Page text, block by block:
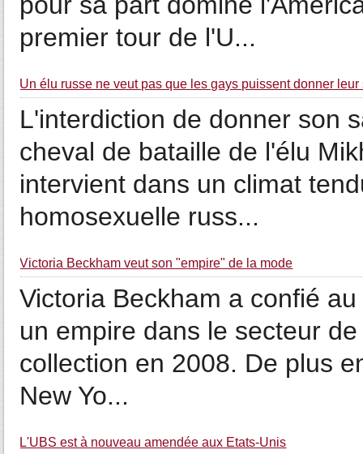
premier tour de l'U...
Un élu russe ne veut pas que les gays puissent donner leur
L'interdiction de donner son
cheval de bataille de l'élu
intervient dans un climat
homosexuelle russ...
Victoria Beckham veut son "empire" de la mode
Victoria Beckham a confié
un empire dans le secteur
collection en 2008. De plus
New Yo...
L'UBS est à nouveau amendée aux Etats-Unis